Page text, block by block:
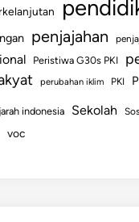
penjajahan
Peristiwa G30s PKI
perubahan iklim PKI
indonesia Sekolah
voc